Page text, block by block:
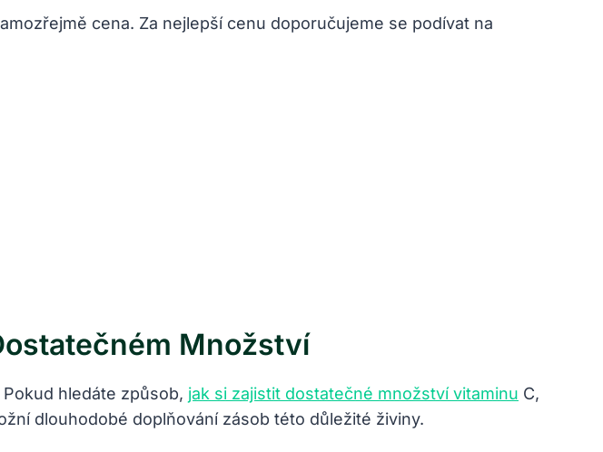
cena. Za nejlepší cenu doporučujeme se podívat na
Množství
hledáte způsob, jak si zajistit dostatečné množství vitaminu C,
dlouhodobé doplňování zásob této důležité živiny.